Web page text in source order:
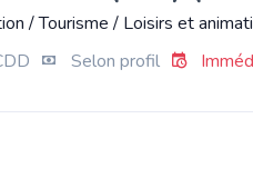
/ Tourisme / Loisirs et
Selon profil